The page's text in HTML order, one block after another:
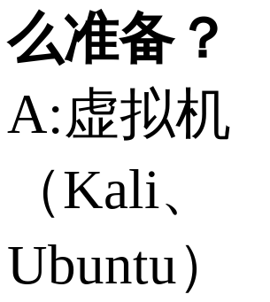
么准备？
A:虚拟机
（Kali、
Ubuntu）